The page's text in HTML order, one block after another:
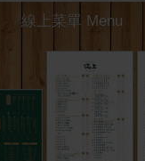
線上菜單 Menu